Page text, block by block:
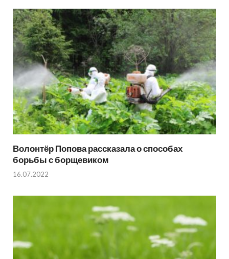
Волонтёр Попова рассказала о способах
борьбы с борщевиком
16.07.2022